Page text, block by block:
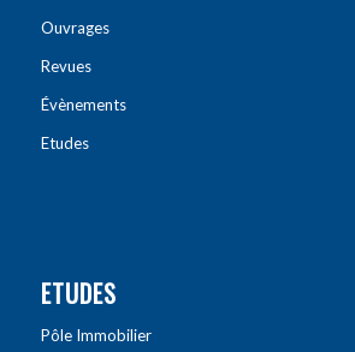
Ouvrages
Revues
Évènements
Etudes
ETUDES
Pôle Immobilier